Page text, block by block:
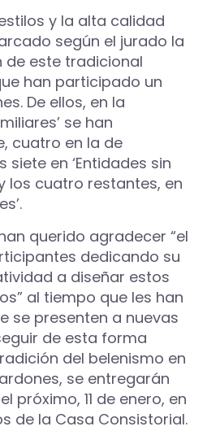
y la alta calidad
según el jurado la
de este tradicional
han participado un
De ellos, en la
se han
cuatro en la de
siete en ‘Entidades sin
los cuatro restantes, en
querido agradecer “el
dedicando su
a diseñar estos
al tiempo que les han
se presenten a nuevas
de esta forma
del belenismo en
se entregarán
próximo, 11 de enero, en
de la Casa Consistorial.